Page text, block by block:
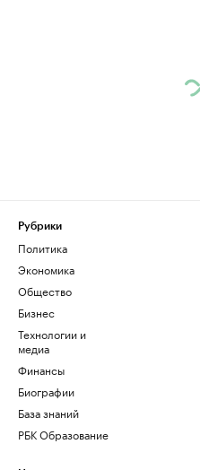
Рубрики
Политика
Экономика
Общество
Бизнес
Технологии и
медиа
Финансы
Биографии
База знаний
РБК Образование